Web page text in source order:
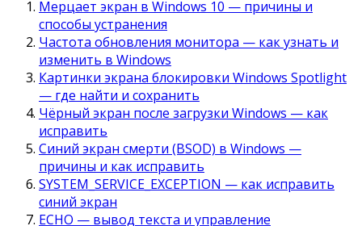
Мерцает экран в Windows 10 — причины и
способы устранения
Частота обновления монитора — как узнать и
изменить в Windows
Картинки экрана блокировки Windows Spotlight
— где найти и сохранить
Чёрный экран после загрузки Windows — как
исправить
Синий экран смерти (BSOD) в Windows —
причины и как исправить
SYSTEM_SERVICE_EXCEPTION — как исправить
синий экран
ECHO — вывод текста и управление